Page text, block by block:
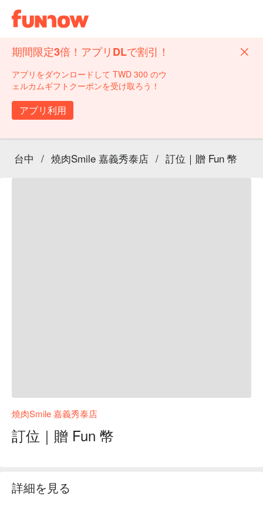
期間限定3倍！アプリDLで割引！
アプリをダウンロードして TWD 300 のウ
ェルカムギフトクーポンを受け取ろう！
アプリ利用
台中 / 燒肉Smile 嘉義秀泰店 / 訂位｜贈 Fun 幣
燒肉Smile 嘉義秀泰店
訂位｜贈 Fun 幣
詳細を見る